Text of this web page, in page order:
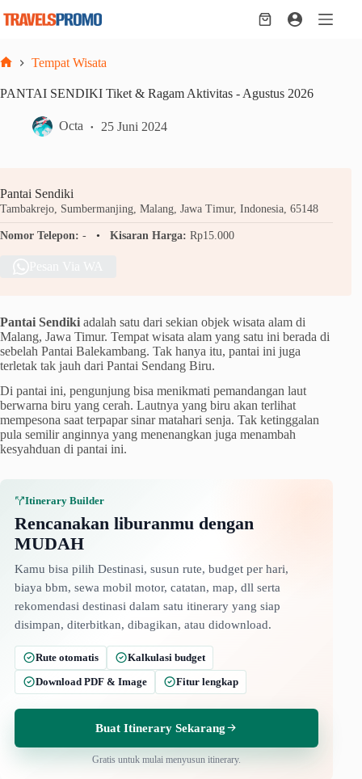
Shopping
Tempat Wisata
PANTAI SENDIKI Tiket & Ragam Aktivitas - Agustus 2026
Octa 25 Juni 2024
Pantai Sendiki
Tambakrejo, Sumbermanjing, Malang, Jawa Timur, Indonesia, 65148
Nomor Telepon: - Kisaran Harga: Rp15.000
Pantai Sendiki adalah satu dari sekian objek wisata alam di
Malang, Jawa Timur. Tempat wisata alam yang satu ini berada di
sebelah Pantai Balekambang. Tak hanya itu, pantai ini juga
terletak tak jauh dari Pantai Sendang Biru.
Di pantai ini, pengunjung bisa menikmati pemandangan laut
berwarna biru yang cerah. Lautnya yang biru akan terlihat
mempesona saat terpapar sinar matahari senja. Tak ketinggalan
pula semilir anginnya yang menenangkan juga menambah
kesyahduan di pantai ini.
Itinerary Builder
Rencanakan liburanmu dengan
MUDAH
Kamu bisa pilih Destinasi, susun rute, budget per hari,
biaya bbm, sewa mobil motor, catatan, map, dll serta
rekomendasi destinasi dalam satu itinerary yang siap
disimpan, diterbitkan, dibagikan, atau didownload.
Rute otomatis
Kalkulasi budget
Download PDF & Image
Fitur lengkap
Buat Itinerary Sekarang
Gratis untuk mulai menyusun itinerary.